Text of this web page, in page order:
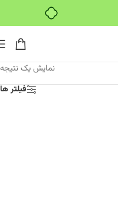
نمایش یک نتیجه
فیلتر ها